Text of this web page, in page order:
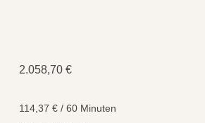
2.058,70 €
114,37 €/ 60 Minuten